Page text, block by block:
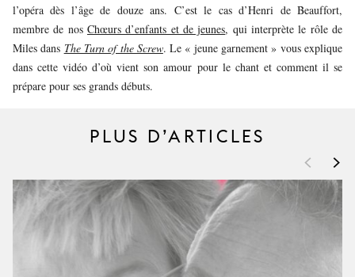
l’opéra dès l’âge de douze ans. C’est le cas d’Henri de Beauffort,
membre de nos Chœurs d’enfants et de jeunes, qui interprète le rôle de
Miles dans The Turn of the Screw. Le « jeune garnement » vous explique
dans cette vidéo d’où vient son amour pour le chant et comment il se
prépare pour ses grands débuts.
PLUS D’ARTICLES
< >